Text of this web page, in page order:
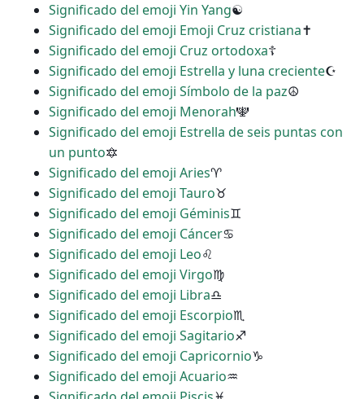
Significado del emoji Yin Yang☯
Significado del emoji Emoji Cruz cristiana✝
Significado del emoji Cruz ortodoxa☦
Significado del emoji Estrella y luna creciente☪
Significado del emoji Símbolo de la paz☮
Significado del emoji Menorah🕎
Significado del emoji Estrella de seis puntas con
un punto🔯
Significado del emoji Aries♈
Significado del emoji Tauro♉
Significado del emoji Géminis♊
Significado del emoji Cáncer♋
Significado del emoji Leo♌
Significado del emoji Virgo♍
Significado del emoji Libra♎
Significado del emoji Escorpio♏
Significado del emoji Sagitario♐
Significado del emoji Capricornio♑
Significado del emoji Acuario♒